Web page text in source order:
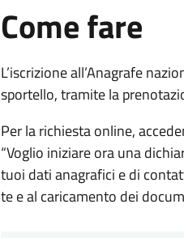
Come fare
L’iscrizione all’Anagrafe
sportello, tramite la
Per la richiesta online,
“Voglio iniziare ora una
tuoi dati anagrafici e di
te e al caricamento dei